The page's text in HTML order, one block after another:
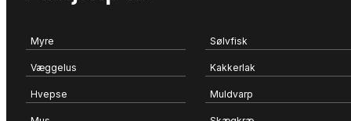
Myre Sølvfisk
Væggelus Kakkerlak
Hvepse Muldvarp